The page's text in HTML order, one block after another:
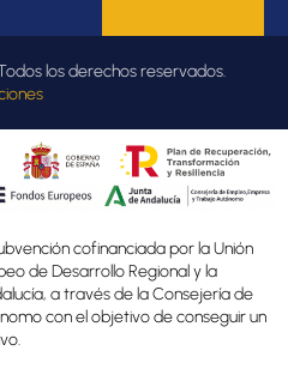
los derechos reservados.
cofinanciada por la Unión
de Desarrollo Regional y la
a través de la Consejería de
con el objetivo de conseguir un